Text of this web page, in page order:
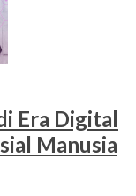
Era Digital
Manusia